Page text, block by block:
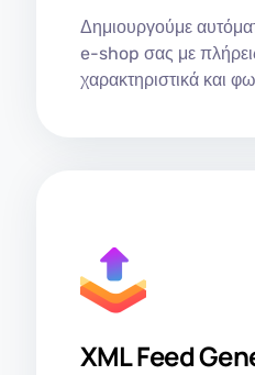
Δημιουργούμε
e-shop σας με
χαρακτηριστικά και
XML Feed